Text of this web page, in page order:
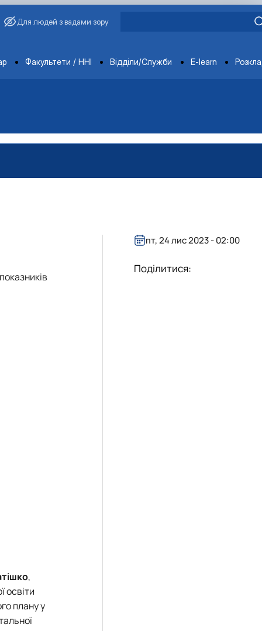
Для людей з вадами зору
Факультети / ННІ Відділи/Служби E-learn
,
освіти
плану у
пт, 24 лис 2023 - 02:00
Поділитися: